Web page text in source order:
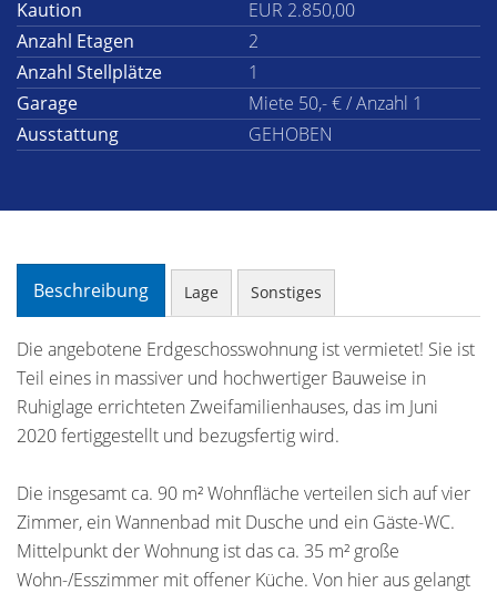
Kaution
EUR 2.850,00
Anzahl Etagen
2
Anzahl Stellplätze
1
Garage
Miete 50,- € / Anzahl 1
Ausstattung
GEHOBEN
Beschreibung Lage Sonstiges
Die angebotene Erdgeschosswohnung ist vermietet! Sie ist
Teil eines in massiver und hochwertiger Bauweise in
Ruhiglage errichteten Zweifamilienhauses, das im Juni
2020 fertiggestellt und bezugsfertig wird.
Die insgesamt ca. 90 m² Wohnfläche verteilen sich auf vier
Zimmer, ein Wannenbad mit Dusche und ein Gäste-WC.
Mittelpunkt der Wohnung ist das ca. 35 m² große
Wohn-/Esszimmer mit offener Küche. Von hier aus gelangt